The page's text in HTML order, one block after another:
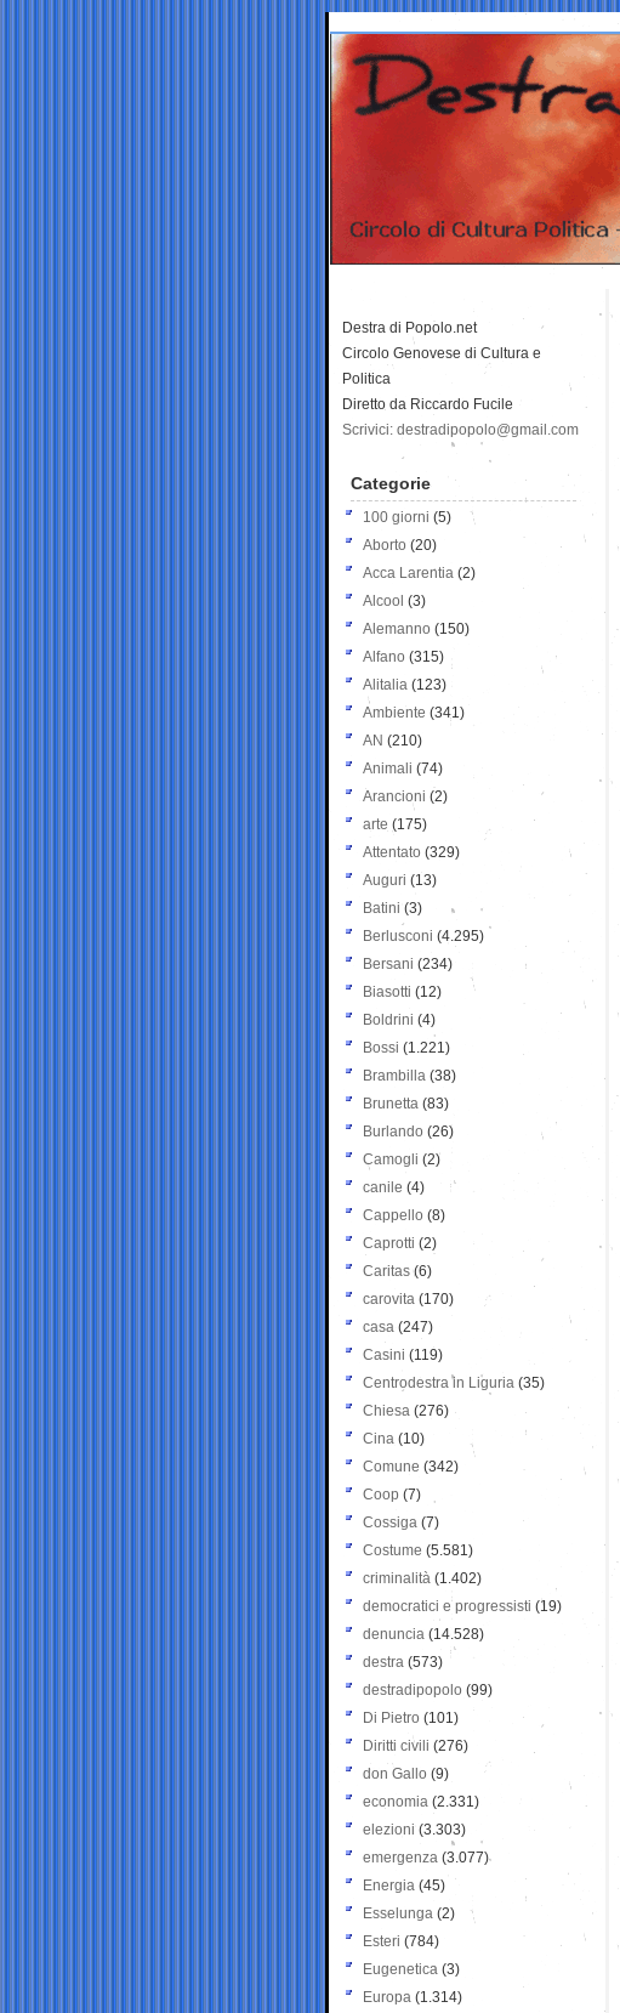
Destra di Popolo.net
Circolo Genovese di Cultura e
Politica
Diretto da Riccardo Fucile
Scrivici: destradipopolo@gmail.com
Categorie
100 giorni (5)
Aborto (20)
Acca Larentia (2)
Alcool (3)
Alemanno (150)
Alfano (315)
Alitalia (123)
Ambiente (341)
AN (210)
Animali (74)
Arancioni (2)
arte (175)
Attentato (329)
Auguri (13)
Batini (3)
Berlusconi (4.295)
Bersani (234)
Biasotti (12)
Boldrini (4)
Bossi (1.221)
Brambilla (38)
Brunetta (83)
Burlando (26)
Camogli (2)
canile (4)
Cappello (8)
Caprotti (2)
Caritas (6)
carovita (170)
casa (247)
Casini (119)
Centrodestra in Liguria (35)
Chiesa (276)
Cina (10)
Comune (342)
Coop (7)
Cossiga (7)
Costume (5.581)
criminalità (1.402)
democratici e progressisti (19)
denuncia (14.528)
destra (573)
destradipopolo (99)
Di Pietro (101)
Diritti civili (276)
don Gallo (9)
economia (2.331)
elezioni (3.303)
emergenza (3.077)
Energia (45)
Esselunga (2)
Esteri (784)
Eugenetica (3)
Europa (1.314)